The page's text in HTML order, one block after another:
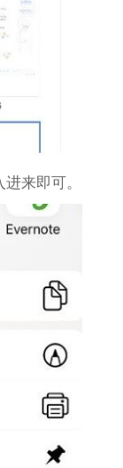
来即可。